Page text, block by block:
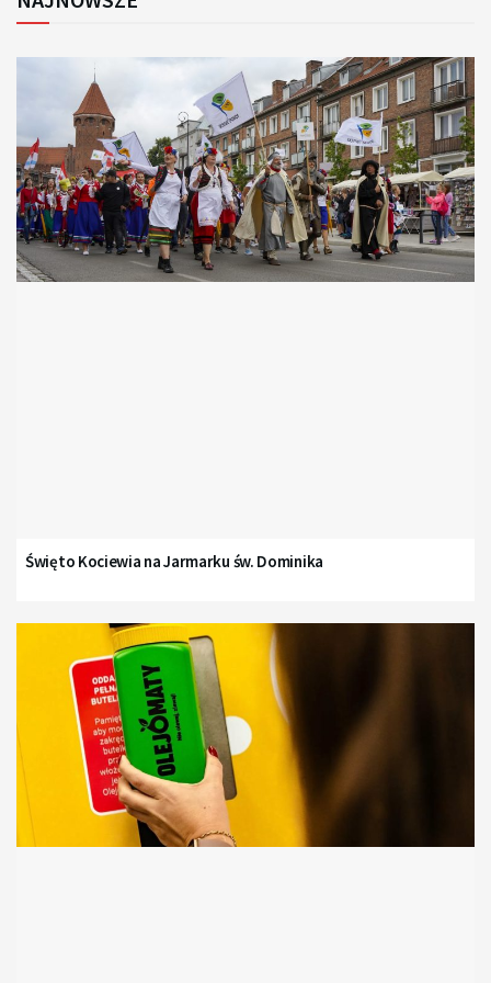
Święto Kociewia na Jarmarku św. Dominika